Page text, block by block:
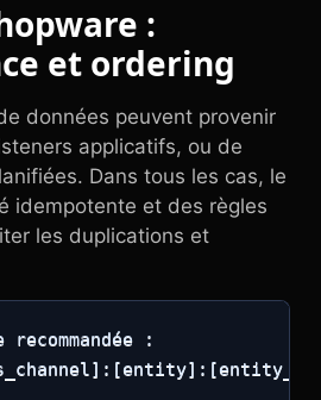
:
et ordering
données peuvent provenir
applicatifs, ou de
Dans tous les cas, le
idempotente et des règles
les duplications et
: